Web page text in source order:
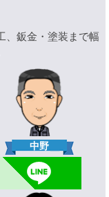
、鈑金・塗装まで幅
中野